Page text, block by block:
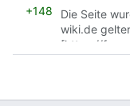
+148
Die Seite
wiki.de
[https://